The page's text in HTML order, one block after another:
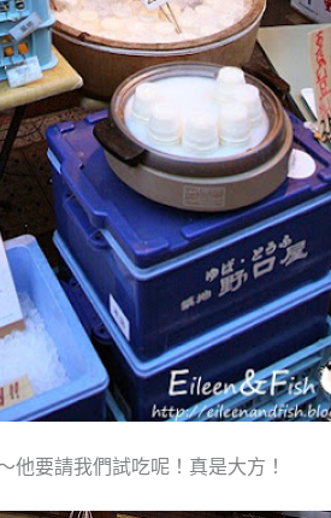
要請我們試吃呢！真是大方！